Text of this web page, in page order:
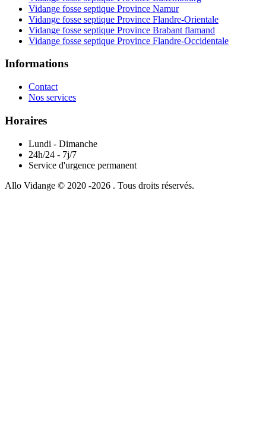
Vidange fosse septique Province Namur
Vidange fosse septique Province Flandre-Orientale
Vidange fosse septique Province Brabant flamand
Vidange fosse septique Province Flandre-Occidentale
Informations
Contact
Nos services
Horaires
Lundi - Dimanche
24h/24 - 7j/7
Service d'urgence permanent
Allo Vidange © 2020 -2026 . Tous droits réservés.